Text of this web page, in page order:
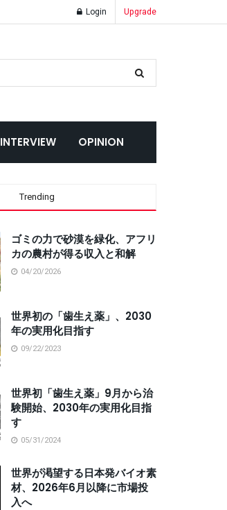
Login Upgrade
INTERVIEW OPINION
Trending
ゴミの力で砂漠を緑化、アフリ
カの農村が得る収入と和解
04/20/2026
世界初の「歯生え薬」、2030
年の実用化目指す
09/22/2023
世界初「歯生え薬」9月から治
験開始、2030年の実用化目指
す
05/31/2024
世界が渇望する日本発バイオ素
材、2026年6月以降に市場投
入へ